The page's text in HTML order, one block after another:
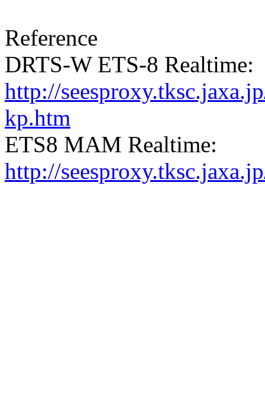
Reference
DRTS-W ETS-8 Realtime:
http://
kp.htm
ETS8 MAM Realtime:
http://